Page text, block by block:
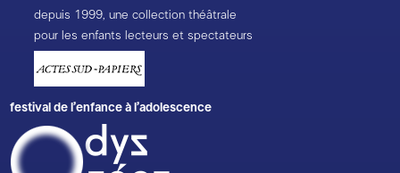
depuis 1999, une collection théâtrale
pour les enfants lecteurs et spectateurs
festival de l’enfance à l’adolescence